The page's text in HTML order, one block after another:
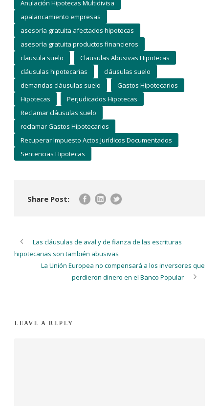
Anulación Hipotecas Multidivisa
apalancamiento empresas
asesoría gratuita afectados hipotecas
asesoría gratuita productos financieros
clausula suelo
Clausulas Abusivas Hipotecas
cláusulas hipotecarias
cláusulas suelo
demandas cláusulas suelo
Gastos Hipotecarios
Hipotecas
Perjudicados Hipotecas
Reclamar cláusulas suelo
reclamar Gastos Hipotecarios
Recuperar Impuesto Actos Jurídicos Documentados
Sentencias Hipotecas
Share Post:
Las cláusulas de aval y de fianza de las escrituras
hipotecarias son también abusivas
La Unión Europea no compensará a los inversores que
perdieron dinero en el Banco Popular
LEAVE A REPLY